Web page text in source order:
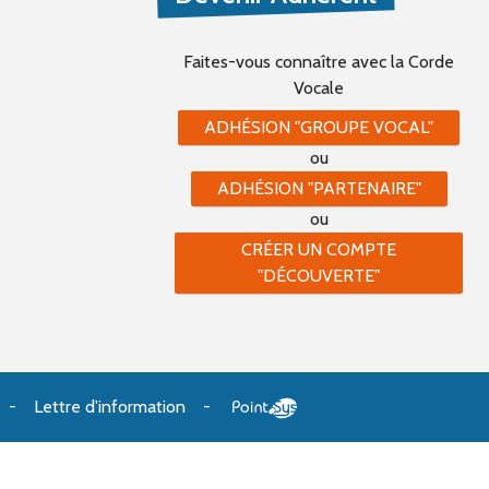
Faites-vous connaître avec la Corde
Vocale
ADHÉSION "GROUPE VOCAL"
ou
ADHÉSION "PARTENAIRE"
ou
CRÉER UN COMPTE
"DÉCOUVERTE"
Lettre d'information